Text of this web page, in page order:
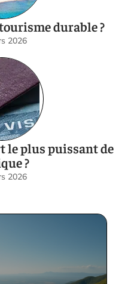
durable ?
2026
le plus puissant de
?
2026